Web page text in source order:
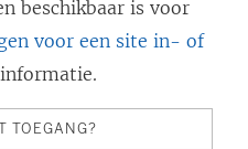
beschikbaar is voor
voor een site in- of
TOEGANG?